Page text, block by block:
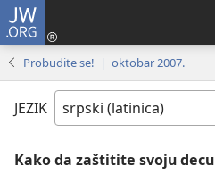
JW.ORG
Probudite se! | oktobar 2007.
JEZIK
Kako da zaštitite svoju decu